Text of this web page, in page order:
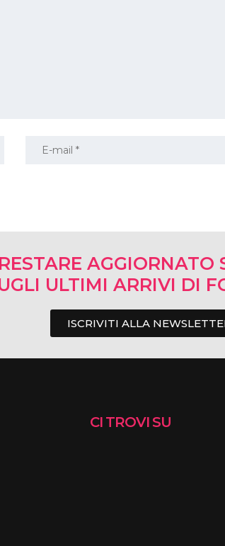
AGGIORNATO
ULTIMI ARRIVI DI
ISCRIVITI ALLA
CI TROVI SU